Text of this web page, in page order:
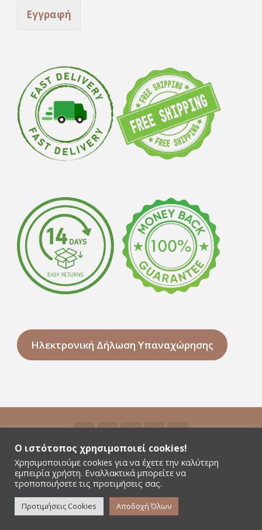
Εγγραφή
Ηλεκτρονική Δήλωση Υπαναχώρησης
©2026 Niyamas Yoga - All rights reserved - Αρ.
Γ.Ε.ΜΗ. 181380301000
Yoga
Ο ιστότοπος χρησιμοποιεί cookies!
Χρησιμοποιούμε cookies για να έχετε την καλύτερη
εμπειρία χρήστη. Εναλλακτικά μπορείτε να
τροποποιήσετε τις προτιμήσεις σας.
Προτιμήσεις Cookies Αποδοχή Όλων